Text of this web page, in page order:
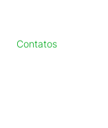
Contatos